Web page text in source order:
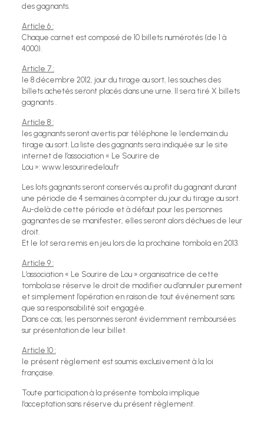
des gagnants.
Article 6 :
Chaque carnet est composé de 10 billets numérotés (de 1 à
4000).
Article 7 :
le 8 décembre 2012, jour du tirage au sort, les souches des
billets achetés seront placés dans une urne. Il sera tiré X billets
gagnants .
Article 8 :
les gagnants seront avertis par téléphone le lendemain du
tirage au sort. La liste des gagnants sera indiquée sur le site
internet de l’association « Le Sourire de
Lou »: www.lesouriredelou.fr
Les lots gagnants seront conservés au profit du gagnant durant
une période de 4 semaines à compter du jour du tirage au sort.
Au-delà de cette période et à défaut pour les personnes
gagnantes de se manifester, elles seront alors déchues de leur
droit.
Et le lot sera remis en jeu lors de la prochaine tombola en 2013.
Article 9 :
L’association « Le Sourire de Lou » organisatrice de cette
tombola se réserve le droit de modifier ou d’annuler purement
et simplement l’opération en raison de tout événement sans
que sa responsabilité soit engagée.
Dans ce cas, les personnes seront évidemment remboursées
sur présentation de leur billet.
Article 10 :
le présent règlement est soumis exclusivement à la loi
française.
Toute participation à la présente tombola implique
l’acceptation sans réserve du présent règlement.